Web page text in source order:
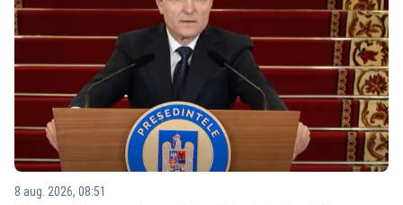
8 aug. 2026, 08:51